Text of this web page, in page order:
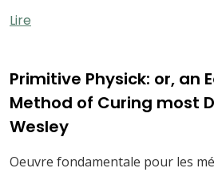
Lire
Primitive Physick: or, an
Method of Curing most
Wesley
Oeuvre fondamentale pour les